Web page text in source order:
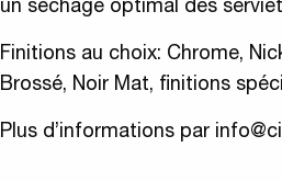
un séchage optimal des
Finitions au choix: Chrome,
Brossé, Noir Mat, finitions
Plus d’informations par